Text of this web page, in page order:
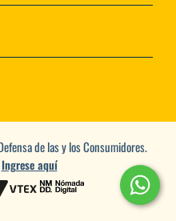
de las y los Consumidores.
Ingrese aquí